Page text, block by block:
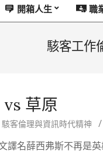
開箱人生 職
駭客工作
草原
駭客倫理與資訊時代精神
名薛西弗斯不再是英